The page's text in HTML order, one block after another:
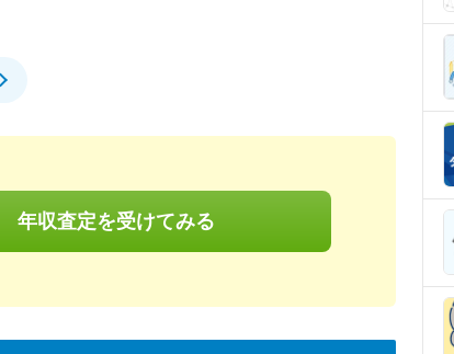
年収査定を受けてみる